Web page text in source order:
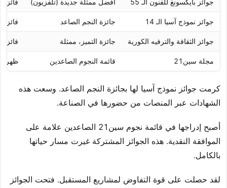
جوائز بايكسونغ للفنون الـ 55 أفضل ممثلة جديدة (تلفزيون) فائزة
جوائز نموذج آسيا الـ 14 جائزة النجم الصاعد فائزة
جوائز الثقافة والترفيه الكورية جائزة التميز، ممثلة فائزة
مجلة سين21 قائمة النجوم الصاعدين
كرمت جوائز نموذج آسيا لها بجائزة النجم الصاعد. وسعت هذه
الشهادات عبر المنصات من حضورها في الصناعة.
أصبح إدراجها في قائمة نجوم سين21 الصاعدين علامة على
الموافقة النقدية. هذه الجوائز المشتركة غيرت مسار حياتها
بالكامل.
لقد حصلت على قوة التفاوض لمشاريع المستقبل. فتحت الجوائز